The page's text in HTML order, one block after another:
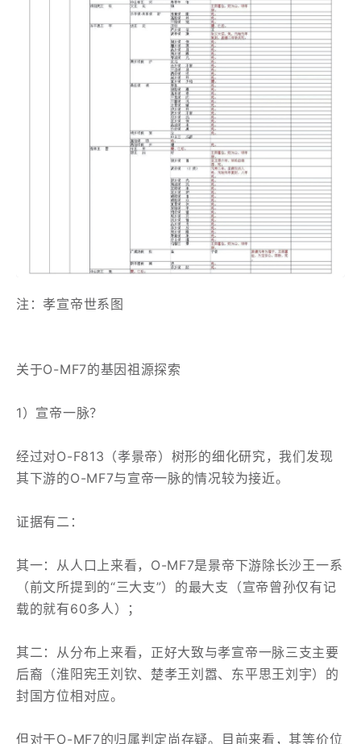
注：孝宣帝世系图
关于O-MF7的基因祖源探索
1）宣帝一脉？
经过对O-F813（孝景帝）树形的细化研究，我们发现
其下游的O-MF7与宣帝一脉的情况较为接近。
证据有二：
其一：从人口上来看，O-MF7是景帝下游除长沙王一系
（前文所提到的“三大支”）的最大支（宣帝曾孙仅有记
载的就有60多人）；
其二：从分布上来看，正好大致与孝宣帝一脉三支主要
后裔（淮阳宪王刘钦、楚孝王刘嚣、东平思王刘宇）的
封国方位相对应。
但对于O-MF7的归属判定尚存疑。目前来看，其等价位